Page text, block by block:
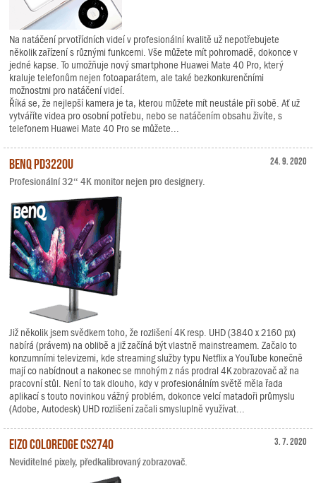
Na natáčení prvotřídních videí v profesionální kvalitě už nepotřebujete
několik zařízení s různými funkcemi. Vše můžete mít pohromadě, dokonce v
jedné kapse. To umožňuje nový smartphone Huawei Mate 40 Pro, který
kraluje telefonům nejen fotoaparátem, ale také bezkonkurenčními
možnostmi pro natáčení videí.
Říká se, že nejlepší kamera je ta, kterou můžete mít neustále při sobě. Ať už
vytváříte videa pro osobní potřebu, nebo se natáčením obsahu živíte, s
telefonem Huawei Mate 40 Pro se můžete...
24. 9. 2020
BenQ PD3220U
Profesionální 32“ 4K monitor nejen pro designery.
Již několik jsem svědkem toho, že rozlišení 4K resp. UHD (3840 x 2160 px)
nabírá (právem) na oblibě a již začíná být vlastně mainstreamem. Začalo to
konzumními televizemi, kde streaming služby typu Netflix a YouTube konečně
mají co nabídnout a nakonec se mnohým z nás prodral 4K zobrazovač až na
pracovní stůl. Není to tak dlouho, kdy v profesionálním světě měla řada
aplikací s touto novinkou vážný problém, dokonce velcí matadoři průmyslu
(Adobe, Autodesk) UHD rozlišení začali smysluplně využívat...
3. 7. 2020
EIZO ColorEdge CS2740
Neviditelné pixely, předkalibrovaný zobrazovač.